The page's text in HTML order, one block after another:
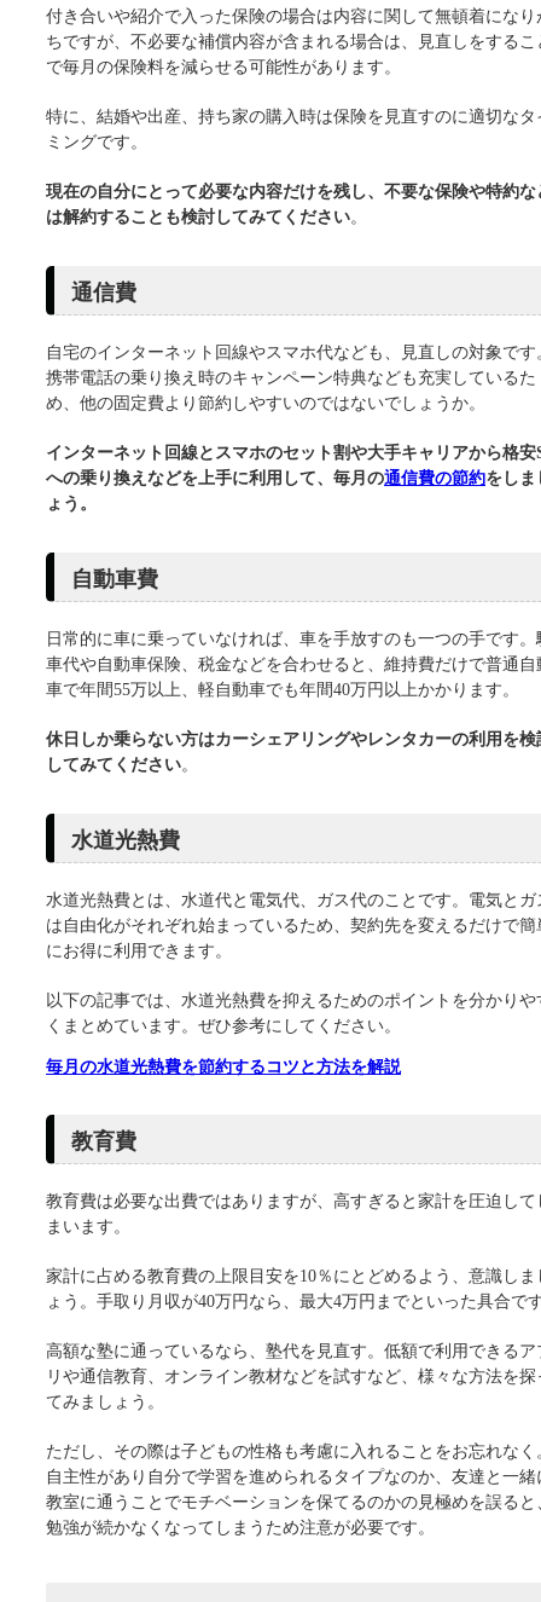
付き合いや紹介で入った保険の場合は内容に関して無頓着になり
ちですが、不必要な補償内容が含まれる場合は、見直しをするこ
で毎月の保険料を減らせる可能性があります。
特に、結婚や出産、持ち家の購入時は保険を見直すのに適切なタ
ミングです。
現在の自分にとって必要な内容だけを残し、不要な保険や特約な
は解約することも検討してみてください。
通信費
自宅のインターネット回線やスマホ代なども、見直しの対象です
携帯電話の乗り換え時のキャンペーン特典なども充実しているた
め、他の固定費より節約しやすいのではないでしょうか。
インターネット回線とスマホのセット割や大手キャリアから格安
への乗り換えなどを上手に利用して、毎月の通信費の節約をしま
ょう。
自動車費
日常的に車に乗っていなければ、車を手放すのも一つの手です。
車代や自動車保険、税金などを合わせると、維持費だけで普通自
車で年間55万以上、軽自動車でも年間40万円以上かかります。
休日しか乗らない方はカーシェアリングやレンタカーの利用を検
してみてください。
水道光熱費
水道光熱費とは、水道代と電気代、ガス代のことです。電気とガ
は自由化がそれぞれ始まっているため、契約先を変えるだけで簡
にお得に利用できます。
以下の記事では、水道光熱費を抑えるためのポイントを分かりや
くまとめています。ぜひ参考にしてください。
毎月の水道光熱費を節約するコツと方法を解説
教育費
教育費は必要な出費ではありますが、高すぎると家計を圧迫して
まいます。
家計に占める教育費の上限目安を10％にとどめるよう、意識しま
ょう。手取り月収が40万円なら、最大4万円までといった具合で
高額な塾に通っているなら、塾代を見直す。低額で利用できるア
リや通信教育、オンライン教材などを試すなど、様々な方法を探
てみましょう。
ただし、その際は子どもの性格も考慮に入れることをお忘れなく
自主性があり自分で学習を進められるタイプなのか、友達と一緒
教室に通うことでモチベーションを保てるのかの見極めを誤ると
勉強が続かなくなってしまうため注意が必要です。